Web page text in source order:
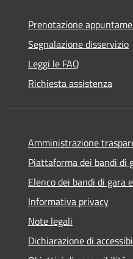
Prenotazione
Segnalazione disservizio
Leggi le FAQ
Richiesta assistenza
Amministrazione
Piattaforma dei bandi di
Elenco dei bandi di gara
Informativa privacy
Note legali
Dichiarazione di